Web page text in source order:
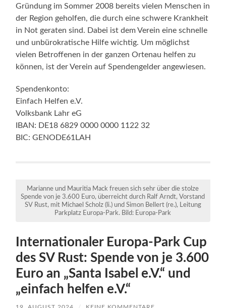
Gründung im Sommer 2008 bereits vielen Menschen in
der Region geholfen, die durch eine schwere Krankheit
in Not geraten sind. Dabei ist dem Verein eine schnelle
und unbürokratische Hilfe wichtig. Um möglichst
vielen Betroffenen in der ganzen Ortenau helfen zu
können, ist der Verein auf Spendengelder angewiesen.
Spendenkonto:
Einfach Helfen e.V.
Volksbank Lahr eG
IBAN: DE18 6829 0000 0000 1122 32
BIC: GENODE61LAH
Marianne und Mauritia Mack freuen sich sehr über die stolze
Spende von je 3.600 Euro, überreicht durch Ralf Arndt, Vorstand
SV Rust, mit Michael Scholz (li.) und Simon Bellert (re.), Leitung
Parkplatz Europa-Park. Bild: Europa-Park
Internationaler Europa-Park Cup
des SV Rust: Spende von je 3.600
Euro an „Santa Isabel e.V.“ und
„einfach helfen e.V.“